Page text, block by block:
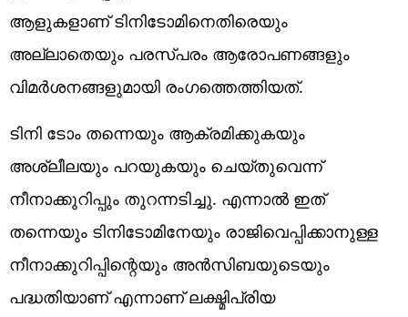
ആളുകളാണ് ടിനിടോമിനെതിരെയും
അല്ലാതെയും പരസ്പരം ആരോപണങ്ങളും
വിമർശനങ്ങളുമായി രംഗത്തെത്തിയത്.
ടിനി ടോം തന്നെയും ആക്രമിക്കുകയും
അശ്ലീലയും പറയുകയും ചെയ്തുവെന്ന്
നീനാക്കുറിപ്പും തുറന്നടിച്ചു. എന്നാൽ ഇത്
തന്നെയും ടിനിടോമിനേയും രാജിവെപ്പിക്കാനുള്ള
നീനാക്കുറിപ്പിന്റെയും അൻസിബയുടെയും
പദ്ധതിയാണ് എന്നാണ് ലക്ഷ്മിപ്രിയ